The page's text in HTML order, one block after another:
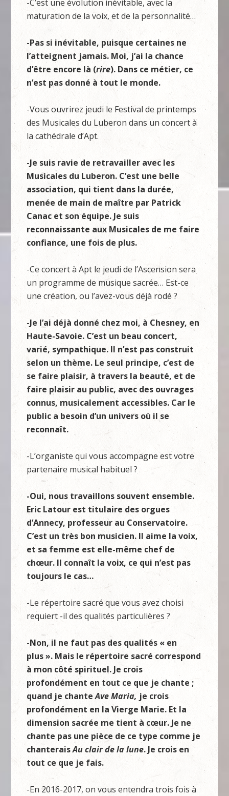
-C’est une évolution inévitable, avec la
maturation de la voix, et de la personnalité…
-Pas si inévitable, puisque certaines ne
l’atteignent jamais. Moi, j’ai la chance
d’être encore là (rire). Dans ce métier, ce
n’est pas donné à tout le monde.
-Vous ouvrirez jeudi le Festival de printemps
des Musicales du Luberon dans un concert à
la cathédrale d’Apt.
-Je suis ravie de retravailler avec les
Musicales du Luberon. C’est une belle
association, qui tient dans la durée,
menée de main de maître par Patrick
Canac et son équipe. Je suis
reconnaissante aux Musicales de me faire
confiance, une fois de plus.
-Ce concert à Apt le jeudi de l’Ascension sera
un programme de musique sacrée… Est-ce
une création, ou l’avez-vous déjà rodé ?
-Je l’ai déjà donné chez moi, à Chesney, en
Haute-Savoie. C’est un beau concert,
varié, sympathique. Il n’est pas construit
selon un thème. Le seul principe, c’est de
se faire plaisir, à travers la beauté, et de
faire plaisir au public, avec des ouvrages
connus, musicalement accessibles. Car le
public a besoin d’un univers où il se
reconnaît.
-L’organiste qui vous accompagne est votre
partenaire musical habituel ?
-Oui, nous travaillons souvent ensemble.
Eric Latour est titulaire des orgues
d’Annecy, professeur au Conservatoire.
C’est un très bon musicien. Il aime la voix,
et sa femme est elle-même chef de
chœur. Il connaît la voix, ce qui n’est pas
toujours le cas…
-Le répertoire sacré que vous avez choisi
requiert -il des qualités particulières ?
-Non, il ne faut pas des qualités « en
plus ». Mais le répertoire sacré correspond
à mon côté spirituel. Je crois
profondément en tout ce que je chante ;
quand je chanteAve Maria, je crois
profondément en la Vierge Marie. Et la
dimension sacrée me tient à cœur. Je ne
chante pas une pièce de ce type comme je
chanteraisAu clair de la lune. Je crois en
tout ce que je fais.
-En 2016-2017, on vous entendra trois fois à